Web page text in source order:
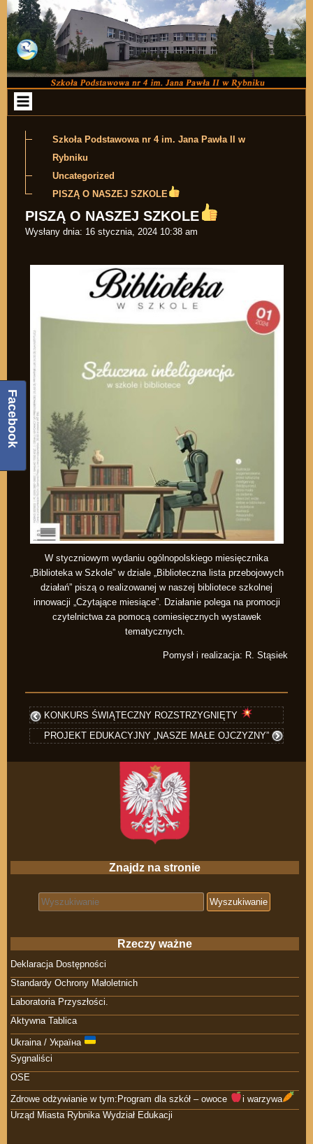
Przejdź do zawartości
Szkoła Podstawowa nr 4 im. Jana Pawła II w
Rybniku
Uncategorized
PISZĄ O NASZEJ SZKOLE
PISZĄ O NASZEJ SZKOLE
Wysłany dnia: 16 stycznia, 2024 10:38 am
W styczniowym wydaniu ogólnopolskiego miesięcznika
„Biblioteka w Szkole” w dziale „Biblioteczna lista przebojowych
działań” piszą o realizowanej w naszej bibliotece szkolnej
innowacji „Czytające miesiące”. Działanie polega na promocji
czytelnictwa za pomocą comiesięcznych wystawek
tematycznych.
Pomysł i realizacja: R. Stąsiek
KONKURS ŚWIĄTECZNY ROZSTRZYGNIĘTY
PROJEKT EDUKACYJNY „NASZE MAŁE OJCZYZNY”
Znajdz na stronie
Search for:
Rzeczy ważne
Deklaracja Dostępności
Standardy Ochrony Małoletnich
Laboratoria Przyszłości.
Aktywna Tablica
Ukraina / Україна
Sygnaliści
OSE
Zdrowe odżywianie w tym:Program dla szkół – owoce
i warzywa
Urząd Miasta Rybnika Wydział Edukacji
Facebook